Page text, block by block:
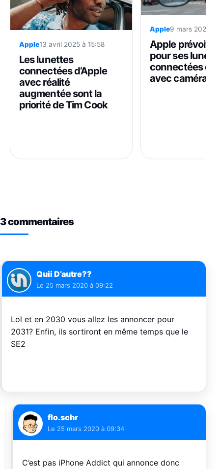
Apple13 avril 2025 à 15:58
Les lunettes
connectées d’Apple
avec réalité
augmentée sont la
priorité de Tim Cook
Apple9 mars 2025 à
Apple prévoit
pour ses
connectées et
avec caméras
3 commentaires
Quii D’autre??
Le 25 mars 2020 à 09:22
Lol et en 2030 vous allez les annoncer pour
2031? Enfin, ils sortiront en même temps que le
SE2
flo.schr
Le 25 mars 2020 à 09:34
C’est pas iPhone Addict qui annonce donc